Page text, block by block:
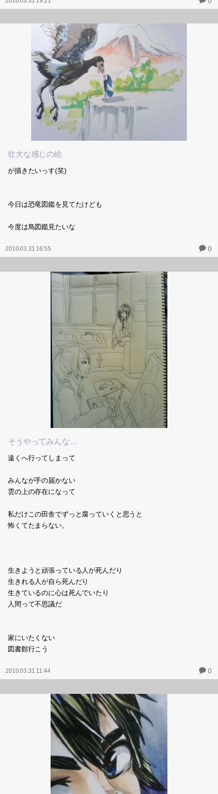
壮大な感じの絵
が描きたいっす(笑)
今日は恐竜図鑑を見てたけども
今度は鳥図鑑見たいな
2010.03.31 16:55 0
そうやってみんな…
遠くへ行ってしまって
みんなが手の届かない
雲の上の存在になって
私だけこの田舎でずっと腐っていくと思うと
怖くてたまらない。
生きようと頑張っている人が死んだり
生きれる人が自ら死んだり
生きているのに心は死んでいたり
人間って不思議だ
家にいたくない
図書館行こう
2010.03.31 11:44 0